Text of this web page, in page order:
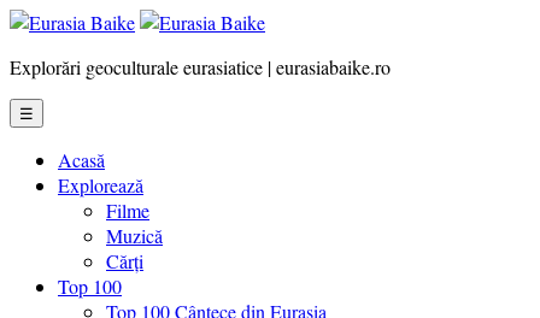
Explorări geoculturale eurasiatice | eurasiabaike.ro
☰
Acasă
Explorează
Filme
Muzică
Cărți
Top 100
Top 100 Cântece din Eurasia